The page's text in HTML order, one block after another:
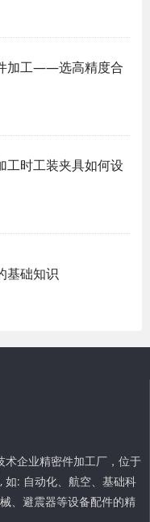
加工——选高精度合
工时工装夹具如何设
基础知识
术企业精密件加工厂，位于
如: 自动化、航空、基础科
、避震器等设备配件的精